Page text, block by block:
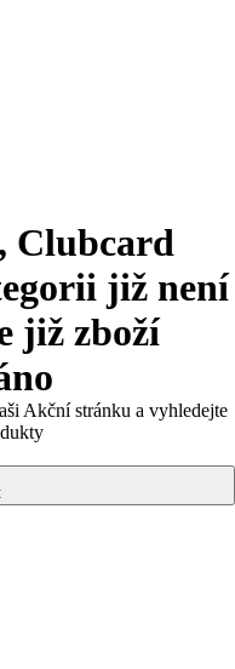
Clubcard
již není
již zboží
Akční stránku a vyhledejte